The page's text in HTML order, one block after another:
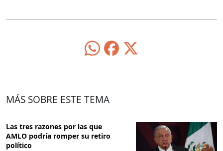
MÁS SOBRE ESTE TEMA
Las tres razones por las que
AMLO podría romper su retiro
político